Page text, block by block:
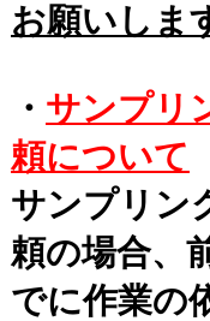
お願いしま
・ サンプリ
頼について
サンプリン
頼の場合、
でに作業の